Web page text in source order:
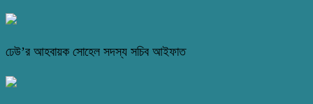
ঢেউ’র আহবায়ক সোহেল সদস্য সচিব আইফাত